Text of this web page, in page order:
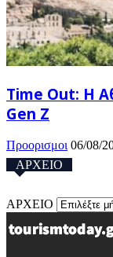
Time Out: Η
Gen Z
Προορισμοι 06/08/
ΑΡΧΕΙΟ
ΑΡΧΕΙΟ